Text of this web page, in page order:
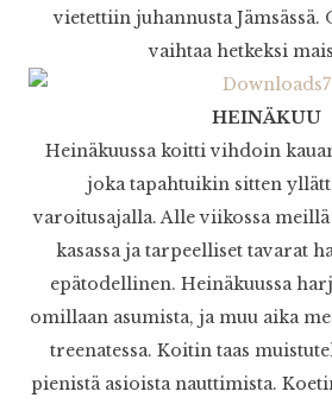
vietettiin juhannusta Jämsässä.
vaihtaa hetkeksi
HEINÄKUU
Heinäkuussa koitti vihdoin
joka tapahtuikin sitten
varoitusajalla. Alle viikossa
kasassa ja tarpeelliset tavarat
epätodellinen. Heinäkuussa
omillaan asumista, ja muu aika
treenatessa. Koitin taas
pienistä asioista nauttimista.